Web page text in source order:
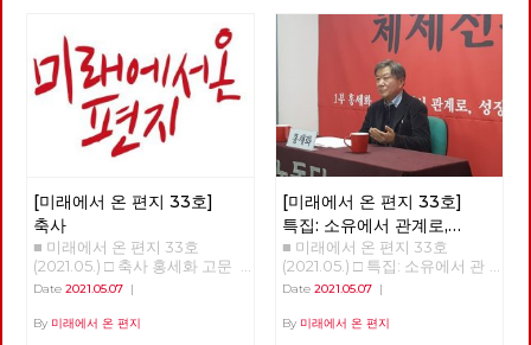
■ 편집위원: 김석정, 나도원, 안
보영, 이용규, 적야, 현린
사회주의를 향한 노동당의 사유
를 다시 모아 내고 실천을 이어
간다는 것입니다. 끊어졌던 편지
를 다시 쓴다는 것은 끊어졌던
선을 다시 잇는다는 것입니다.
흩어져 있던 점들을 이어 다시
광장을 연다는 것입니다. 모두
가 쓸모 없다며 사회주의라는 과
거를 폐기하지만, 불가능하다며
사회주의라는 미래를 포기하지
만, 그리하여 자본주의라는 반인
간적, 반민주적, 반사회적 체제
속에 안주하지만, 노동당은 다릅
니다. 노동당은 다른 시간에 대
한 사유를 놓지 않습니다. 노동
당은 다른 공간을 위한 실천을
놓지 않습니다. 선이 끊어질 때,
점들은 고립되고 마침내 소멸합
[미래에서 온 편지 33호]
축사
■ 미래에서 온 편지 33호
(2021.05.) □ 축사 홍세화 고문
안녕하세요? 노동당 기관지 <
(온라인) 발간을 당원 여러분과
Date 2021.05.07 |
By 미래에서 온 편지
[미래에서 온 편지 33호]
특집: 소유에서 관계로,
성장에서 성숙으로
■ 미래에서 온 편지 33호
(2021.05.) □ 특집: 소유에서 관
계로, 성장에서 성숙으로 홍세화
관계로, 성장에서 성숙으로> 오
Date 2021.05.07|
By 미래에서 온 편지